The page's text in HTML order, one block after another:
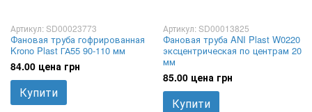
Артикул: SD00023773
Фановая труба гофрированная
Krono Plast ГА55 90-110 мм
84.00 цена грн
Купити
Артикул: SD00013825
Фановая труба ANI Plast W0220
эксцентрическая по центрам 20
мм
85.00 цена грн
Купити